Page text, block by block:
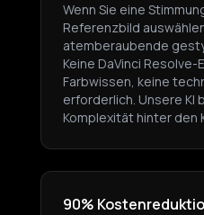
Wenn Sie eine
Referenzbild
atemberaubende
Keine DaVinci
Farbwissen, keine
erforderlich. Unsere KI
Komplexität hinter den
90%